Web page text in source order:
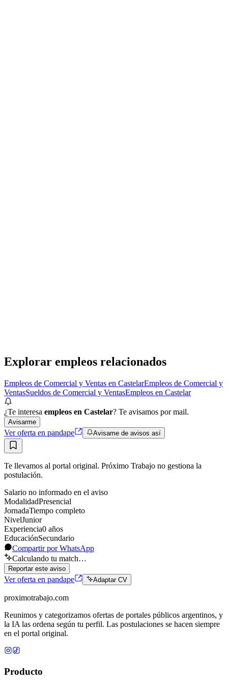
Explorar empleos relacionados
Empleos de Comercial y Ventas en CastelarEmpleos de Comercial y
VentasSueldos de Comercial y VentasEmpleos en Castelar
¿Te interesa empleos en Castelar? Te avisamos por mail.
Avisarme
Ver oferta en pandape Avisame de avisos así
Te llevamos al portal original. Próximo Trabajo no gestiona la
postulación.
Salario no informado en el aviso
ModalidadPresencial
JornadaTiempo completo
NivelJunior
Experiencia0 años
EducaciónSecundario
Compartir por WhatsApp
Calculando tu match…
Reportar este aviso
Ver oferta en pandape Adaptar CV
proximotrabajo.com
Reunimos y categorizamos ofertas de portales públicos argentinos, y
la IA las ordena según tu perfil. Las postulaciones se hacen siempre
en el portal original.
Producto